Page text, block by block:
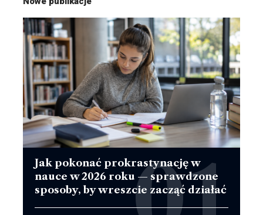
Jak pokonać prokrastynację w
nauce w 2026 roku — sprawdzone
sposoby, by wreszcie zacząć działać